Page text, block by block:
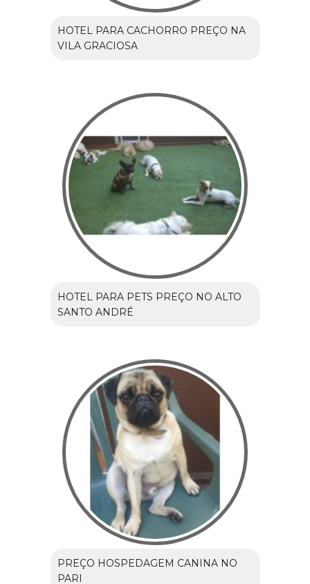
HOTEL PARA CACHORRO PREÇO NA
VILA GRACIOSA
HOTEL PARA PETS PREÇO NO ALTO
SANTO ANDRÉ
PREÇO HOSPEDAGEM CANINA NO
PARI